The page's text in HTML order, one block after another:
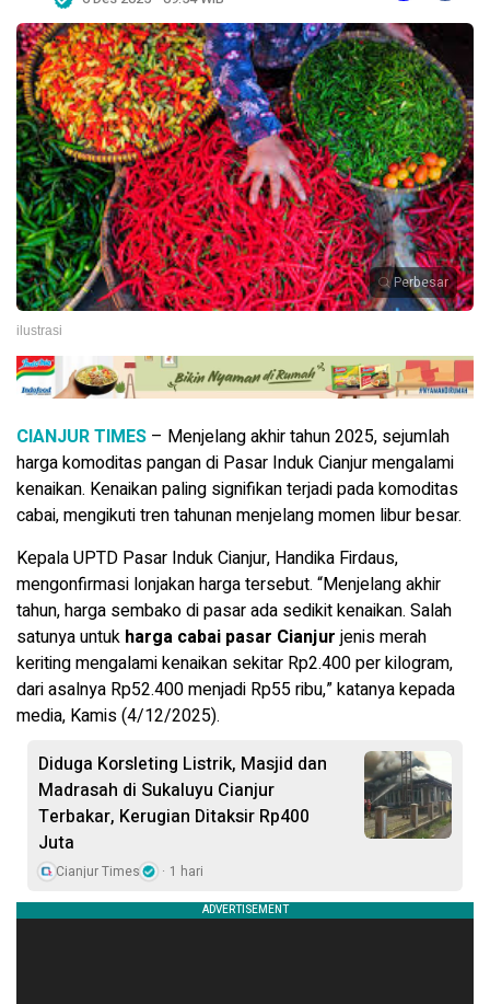
Perbesar
ilustrasi
CIANJUR TIMES – Menjelang akhir tahun 2025, sejumlah
harga komoditas pangan di Pasar Induk Cianjur mengalami
kenaikan. Kenaikan paling signifikan terjadi pada komoditas
cabai, mengikuti tren tahunan menjelang momen libur besar.
Kepala UPTD Pasar Induk Cianjur, Handika Firdaus,
mengonfirmasi lonjakan harga tersebut. “Menjelang akhir
tahun, harga sembako di pasar ada sedikit kenaikan. Salah
satunya untuk harga cabai pasar Cianjurjenis merah
keriting mengalami kenaikan sekitar Rp2.400 per kilogram,
dari asalnya Rp52.400 menjadi Rp55 ribu,” katanya kepada
media, Kamis (4/12/2025).
Diduga Korsleting Listrik, Masjid dan
Madrasah di Sukaluyu Cianjur
Terbakar, Kerugian Ditaksir Rp400
Juta
Cianjur Times 1 hari